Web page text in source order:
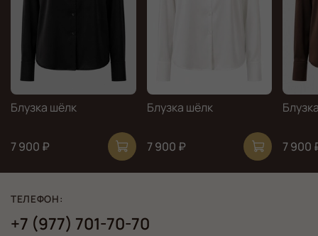
Блузка шёлк
7 900 ₽
Блузка шёлк
7 900 ₽ 7 900
ТЕЛЕФОН:
+7 (977) 701-70-70